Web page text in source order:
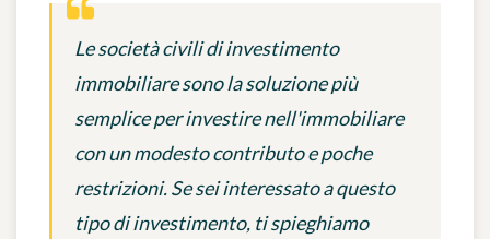
Le società civili di investimento
immobiliare sono la soluzione più
semplice per investire nell'immobiliare
con un modesto contributo e poche
restrizioni. Se sei interessato a questo
tipo di investimento, ti spieghiamo